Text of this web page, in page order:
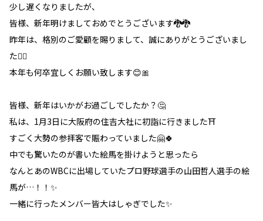
少し遅くなりましたが、
皆様、新年明けましておめでとうございます🐉🐉
昨年は、格別のご愛顧を賜りまして、誠にありがとうございまし
た🙇‍♀️
本年も何卒宜しくお願い致します😊🎀
皆様、新年はいかがお過ごしでしたか？🤔
私は、1月3日に大阪府の住吉大社に初詣に行きました⛩
すごく大勢の参拝客で賑わっていました🤗🍀
中でも驚いたのが書いた絵馬を掛けようと思ったら
なんとあのWBCに出場していたプロ野球選手の山田哲人選手の絵
馬が…！！✨
一緒に行ったメンバー皆大はしゃぎでした✨